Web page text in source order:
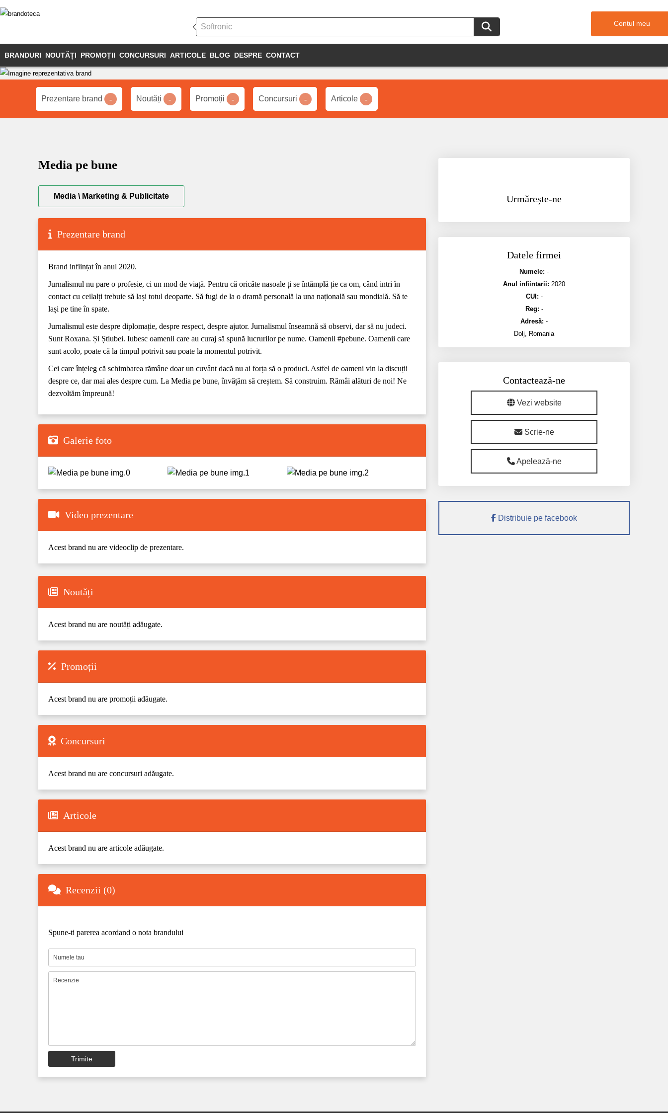
Contul meu
BRANDURI NOUTĂȚI PROMOȚII CONCURSURI ARTICOLE BLOG DESPRE CONTACT
Prezentare brand - Noutăți - Promoții - Concursuri - Articole -
Media pe bune
Media \ Marketing & Publicitate
Prezentare brand
Brand inființat în anul 2020.
Jurnalismul nu pare o profesie, ci un mod de viață. Pentru că oricâte nasoale ți se întâmplă ție ca om, când intri în
contact cu ceilalți trebuie să lași totul deoparte. Să fugi de la o dramă personală la una națională sau mondială. Să te
lași pe tine în spate.
Jurnalismul este despre diplomație, despre respect, despre ajutor. Jurnalismul înseamnă să observi, dar să nu judeci.
Sunt Roxana. Și Știubei. Iubesc oamenii care au curaj să spună lucrurilor pe nume. Oamenii #pebune. Oamenii care
sunt acolo, poate că la timpul potrivit sau poate la momentul potrivit.
Cei care înțeleg că schimbarea rămâne doar un cuvânt dacă nu ai forța să o produci. Astfel de oameni vin la discuții
despre ce, dar mai ales despre cum. La Media pe bune, învățăm să creștem. Să construim. Rămâi alături de noi! Ne
dezvoltăm împreună!
Galerie foto
Video prezentare
Acest brand nu are videoclip de prezentare.
Noutăți
Acest brand nu are noutăți adăugate.
Promoții
Acest brand nu are promoții adăugate.
Concursuri
Acest brand nu are concursuri adăugate.
Articole
Acest brand nu are articole adăugate.
Urmărește-ne
Datele firmei
Numele: -
Anul infiintarii: 2020
CUI: -
Reg: -
Adresă: -
Dolj, Romania
Contactează-ne
Vezi website
Scrie-ne
Apelează-ne
Distribuie pe facebook
Recenzii (0)
Spune-ti parerea acordand o nota brandului
Trimite